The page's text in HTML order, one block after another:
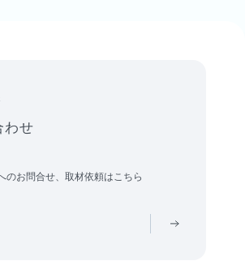
わせ
のお問合せ、取材依頼はこちら